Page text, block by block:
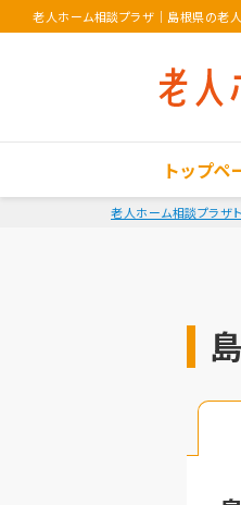
老人ホーム相談プラザ ｜ 島根県の老
トップペ
老人ホーム相談プラザ